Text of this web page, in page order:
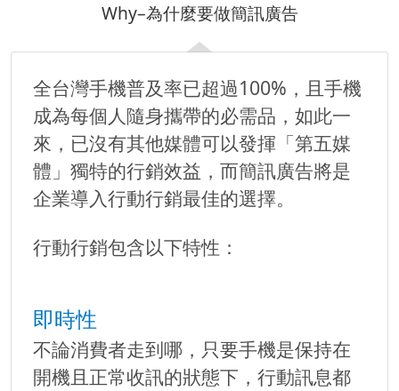
Why–為什麼要做簡訊廣告
全台灣手機普及率已超過100%，且手機
成為每個人隨身攜帶的必需品，如此一
來，已沒有其他媒體可以發揮「第五媒
體」獨特的行銷效益，而簡訊廣告將是
企業導入行動行銷最佳的選擇。
行動行銷包含以下特性：
即時性
不論消費者走到哪，只要手機是保持在
開機且正常收訊的狀態下，行動訊息都